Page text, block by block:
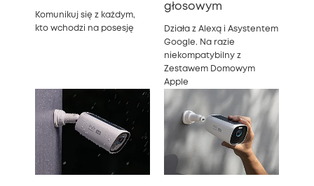
Komunikuj się z każdym,
kto wchodzi na posesję
głosowym
Działa z Alexą i Asystentem
Google. Na razie
niekompatybilny z
Zestawem Domowym
Apple